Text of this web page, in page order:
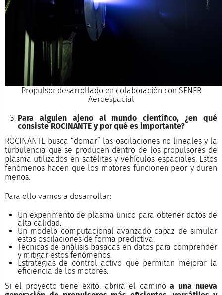
Propulsor desarrollado en colaboración con SENER
Aeroespacial
Para alguien ajeno al mundo científico, ¿en qué
consiste ROCINANTE y por qué es importante?
ROCINANTE busca “domar” las oscilaciones no lineales y la
turbulencia que se producen dentro de los propulsores de
plasma utilizados en satélites y vehículos espaciales. Estos
fenómenos hacen que los motores funcionen peor y duren
menos.
Para ello vamos a desarrollar:
Un experimento de plasma único para obtener datos de
alta calidad.
Un modelo computacional avanzado capaz de simular
estas oscilaciones de forma predictiva.
Técnicas de análisis basadas en datos para comprender
y mitigar estos fenómenos.
Estrategias de control activo que permitan mejorar la
eficiencia de los motores.
Si el proyecto tiene éxito, abrirá el camino a una nueva